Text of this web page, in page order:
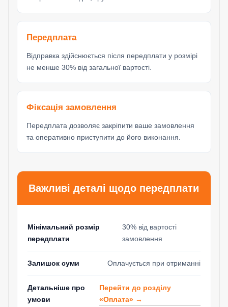
Передплата
Відправка здійснюється після передплати у розмірі
не менше 30% від загальної вартості.
Фіксація замовлення
Передплата дозволяє закріпити ваше замовлення
та оперативно приступити до його виконання.
Важливі деталі щодо передплати
Мінімальний розмір
передплати
30% від вартості
замовлення
Залишок суми Оплачується при отриманні
Детальніше про
умови
Перейти до розділу
«Оплата» →